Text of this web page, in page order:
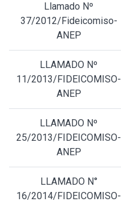
Llamado Nº
37/2012/Fideicomiso-
ANEP
LLAMADO Nº
11/2013/FIDEICOMISO-
ANEP
LLAMADO Nº
25/2013/FIDEICOMISO-
ANEP
LLAMADO N°
16/2014/FIDEICOMISO-